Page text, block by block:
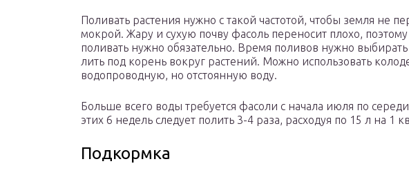
Поливать растения нужно с такой частотой, чтобы земля не
мокрой. Жару и сухую почву фасоль переносит плохо,
поливать нужно обязательно. Время поливов нужно
лить под корень вокруг растений. Можно использовать
водопроводную, но отстоянную воду.
Больше всего воды требуется фасоли с начала июля по
этих 6 недель следует полить 3-4 раза, расходуя по 15 л на 1
Подкормка